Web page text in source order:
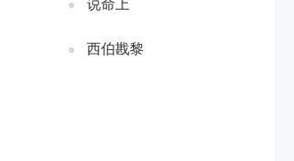
说命上
西伯戡黎